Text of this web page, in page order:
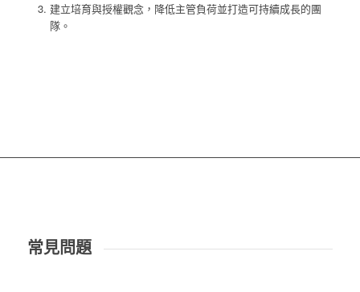
建立培育與授權觀念，降低主管負荷並打造可持續成長的團
隊。
常見問題